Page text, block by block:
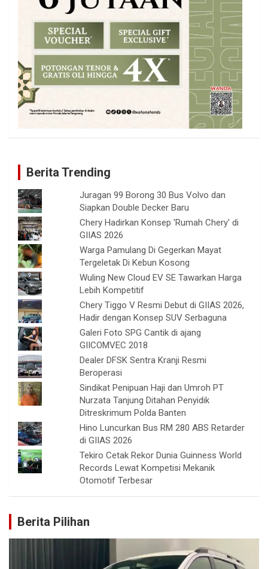
Berita Trending
Juragan 99 Borong 30 Bus Volvo dan
Siapkan Double Decker Baru
Chery Hadirkan Konsep 'Rumah Chery' di
GIIAS 2026
Warga Pamulang Di Gegerkan Mayat
Tergeletak Di Kebun Kosong
Wuling New Cloud EV SE Tawarkan Harga
Lebih Kompetitif
Chery Tiggo V Resmi Debut di GIIAS 2026,
Hadir dengan Konsep SUV Serbaguna
Galeri Foto SPG Cantik di ajang
GIICOMVEC 2018
Dealer DFSK Sentra Kranji Resmi
Beroperasi
Sindikat Penipuan Haji dan Umroh PT
Nurzata Tanjung Ditahan Penyidik
Ditreskrimum Polda Banten
Hino Luncurkan Bus RM 280 ABS Retarder
di GIIAS 2026
Tekiro Cetak Rekor Dunia Guinness World
Records Lewat Kompetisi Mekanik
Otomotif Terbesar
Berita Pilihan